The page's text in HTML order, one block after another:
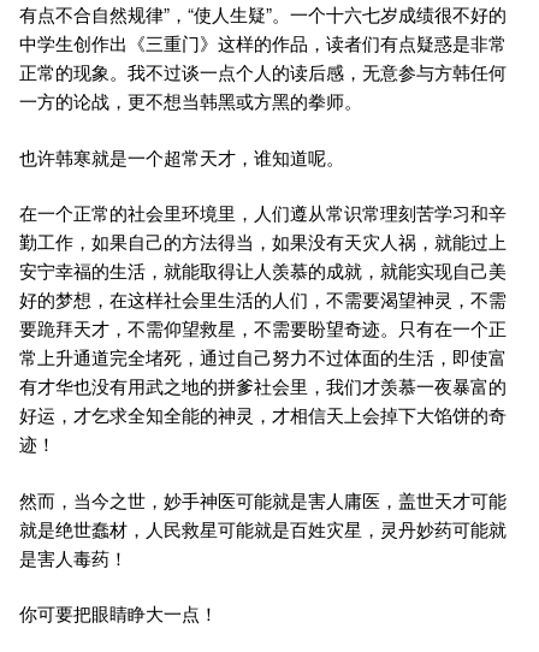
有点不合自然规律”，“使人生疑”。一个十六七岁成绩很不好的
中学生创作出《三重门》这样的作品，读者们有点疑惑是非常
正常的现象。我不过谈一点个人的读后感，无意参与方韩任何
一方的论战，更不想当韩黑或方黑的拳师。
也许韩寒就是一个超常天才，谁知道呢。
在一个正常的社会里环境里，人们遵从常识常理刻苦学习和辛
勤工作，如果自己的方法得当，如果没有天灾人祸，就能过上
安宁幸福的生活，就能取得让人羡慕的成就，就能实现自己美
好的梦想，在这样社会里生活的人们，不需要渴望神灵，不需
要跪拜天才，不需仰望救星，不需要盼望奇迹。只有在一个正
常上升通道完全堵死，通过自己努力不过体面的生活，即使富
有才华也没有用武之地的拼爹社会里，我们才羡慕一夜暴富的
好运，才乞求全知全能的神灵，才相信天上会掉下大馅饼的奇
迹！
然而，当今之世，妙手神医可能就是害人庸医，盖世天才可能
就是绝世蠢材，人民救星可能就是百姓灾星，灵丹妙药可能就
是害人毒药！
你可要把眼睛睁大一点！